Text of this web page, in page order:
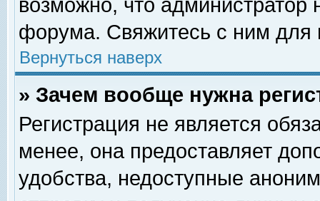
возможно, что
форума. Свяжитесь с ним для
Вернуться наверх
» Зачем вообще нужна
Регистрация не является
менее, она предоставляет
удобства, недоступные